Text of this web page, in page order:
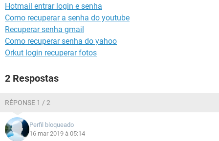
Hotmail entrar login e senha
Como recuperar a senha do youtube
Recuperar senha gmail
Como recuperar senha do yahoo
Orkut login recuperar fotos
2 Respostas
RÉPONSE 1 / 2
Perfil bloqueado
16 mar 2019 à 05:14